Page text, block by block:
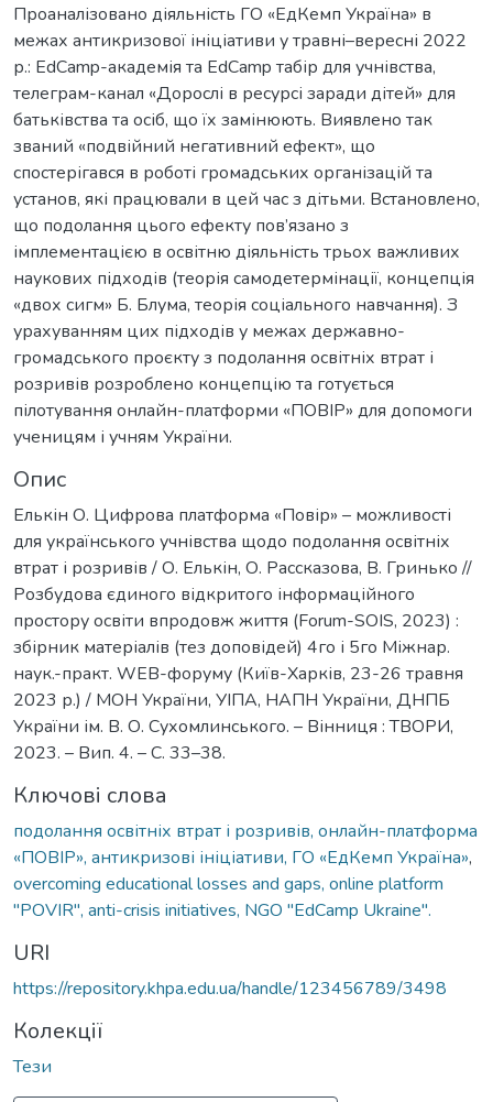
Проаналізовано діяльність ГО «ЕдКемп Україна» в
межах антикризової ініціативи у травні–вересні 2022
р.: EdCamp-академія та EdCamp табір для учнівства,
телеграм-канал «Дорослі в ресурсі заради дітей» для
батьківства та осіб, що їх замінюють. Виявлено так
званий «подвійний негативний ефект», що
спостерігався в роботі громадських організацій та
установ, які працювали в цей час з дітьми. Встановлено,
що подолання цього ефекту пов’язано з
імплементацією в освітню діяльність трьох важливих
наукових підходів (теорія самодетермінації, концепція
«двох сигм» Б. Блума, теорія соціального навчання). З
урахуванням цих підходів у межах державно-
громадського проєкту з подолання освітніх втрат і
розривів розроблено концепцію та готується
пілотування онлайн-платформи «ПОВІР» для допомоги
ученицям і учням України.
Опис
Елькін О. Цифрова платформа «Повір» – можливості
для українського учнівства щодо подолання освітніх
втрат і розривів / О. Елькін, О. Рассказова, В. Гринько //
Розбудова єдиного відкритого інформаційного
простору освіти впродовж життя (Forum-SOIS, 2023) :
збірник матеріалів (тез доповідей) 4го і 5го Міжнар.
наук.-практ. WEB-форуму (Київ-Харків, 23-26 травня
2023 р.) / МОН України, УІПА, НАПН України, ДНПБ
України ім. В. О. Сухомлинського. – Вінниця : ТВОРИ,
2023. – Вип. 4. – С. 33–38.
Ключові слова
подолання освітніх втрат і розривів, онлайн-платформа
«ПОВІР», антикризові ініціативи, ГО «ЕдКемп Україна»,
overcoming educational losses and gaps, online platform
"POVIR", anti-crisis initiatives, NGO "EdCamp Ukraine".
URI
https://repository.khpa.edu.ua/handle/123456789/3498
Колекції
Тези